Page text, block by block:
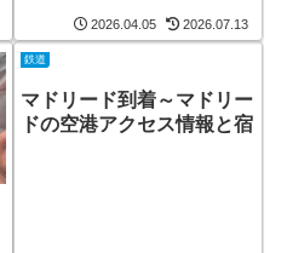
2026.04.05 2026.07.13
鉄道
マドリード到着～マドリー
ドの空港アクセス情報と宿